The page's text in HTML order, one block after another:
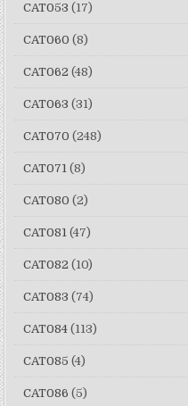
CAT053 (17)
CAT060 (8)
CAT062 (48)
CAT063 (31)
CAT070 (248)
CAT071 (8)
CAT080 (2)
CAT081 (47)
CAT082 (10)
CAT083 (74)
CAT084 (113)
CAT085 (4)
CAT086 (5)